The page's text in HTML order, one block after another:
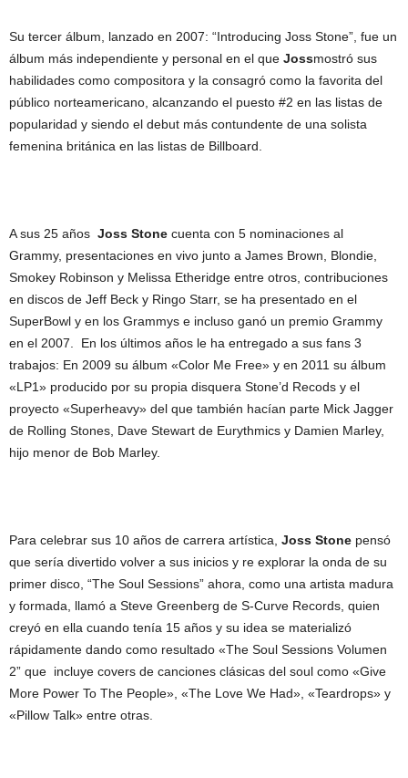
Su tercer álbum, lanzado en 2007: “Introducing Joss Stone”, fue un
álbum más independiente y personal en el que Jossmostró sus
habilidades como compositora y la consagró como la favorita del
público norteamericano, alcanzando el puesto #2 en las listas de
popularidad y siendo el debut más contundente de una solista
femenina británica en las listas de Billboard.
A sus 25 años Joss Stone cuenta con 5 nominaciones al
Grammy, presentaciones en vivo junto a James Brown, Blondie,
Smokey Robinson y Melissa Etheridge entre otros, contribuciones
en discos de Jeff Beck y Ringo Starr, se ha presentado en el
SuperBowl y en los Grammys e incluso ganó un premio Grammy
en el 2007. En los últimos años le ha entregado a sus fans 3
trabajos: En 2009 su álbum «Color Me Free» y en 2011 su álbum
«LP1» producido por su propia disquera Stone’d Recods y el
proyecto «Superheavy» del que también hacían parte Mick Jagger
de Rolling Stones, Dave Stewart de Eurythmics y Damien Marley,
hijo menor de Bob Marley.
Para celebrar sus 10 años de carrera artística, Joss Stone pensó
que sería divertido volver a sus inicios y re explorar la onda de su
primer disco, “The Soul Sessions” ahora, como una artista madura
y formada, llamó a Steve Greenberg de S-Curve Records, quien
creyó en ella cuando tenía 15 años y su idea se materializó
rápidamente dando como resultado «The Soul Sessions Volumen
2” que incluye covers de canciones clásicas del soul como «Give
More Power To The People», «The Love We Had», «Teardrops» y
«Pillow Talk» entre otras.